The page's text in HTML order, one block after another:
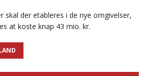
skal der etableres i de nye omgivelser,
at koste knap 43 mio. kr.